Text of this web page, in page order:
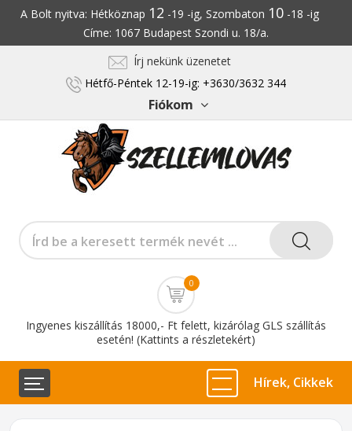
A Bolt nyitva: Hétköznap 12 -19 -ig, Szombaton 10-18 -ig
Címe: 1067 Budapest Szondi u. 18/a.
Írj nekünk üzenetet
Hétfő-Péntek 12-19-ig: +3630/3632 344
Fiókom
0
Ingyenes kiszállítás 18000,- Ft felett, kizárólag GLS szállítás
esetén! (Kattints a részletekért)
Hírek, Cikkek